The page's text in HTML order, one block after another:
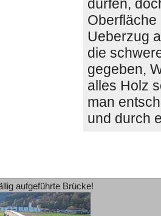
dürfen,
Ueberzug
die
gegeben,
alles Holz
man
und durch
aufgeführte Brücke!